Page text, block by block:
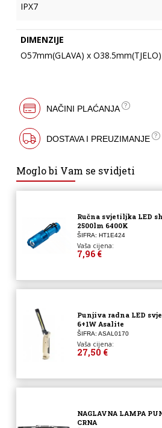
IPX7
DIMENZIJE
O57mm(GLAVA) x
NAČINI PLAĆANJA
DOSTAVA I PREUZIMANJE
Moglo bi Vam se svidjeti
Ručna svjetiljka LED
2500lm 6400K
ŠIFRA: HT1E424
Vaša cijena:
7,96 €
Punjiva radna LED
6+1W Asalite
ŠIFRA: ASAL0170
Vaša cijena:
27,50 €
NAGLAVNA LAMPA
CRNA